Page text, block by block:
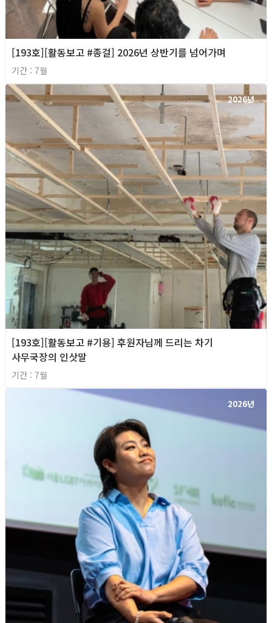
[193호][활동보고 #종걸] 2026년 상반기를 넘어가며
기간 : 7월
2026년
[193호][활동보고 #기용] 후원자님께 드리는 차기
사무국장의 인삿말
기간 : 7월
2026년